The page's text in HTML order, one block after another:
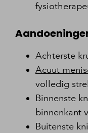
Achterste
Acuut
volledig
Binnenste
binnenkant
Buitenste